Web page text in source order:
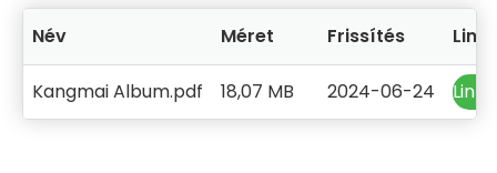
Név Méret Frissítés Link
Kangmai Album.pdf 18,07 MB 2024-06-24 Link